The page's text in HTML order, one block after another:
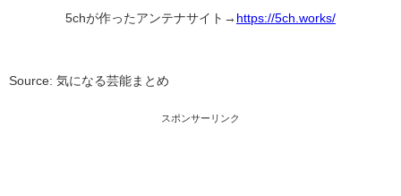
5chが作ったアンテナサイト→ https://5ch.works/
Source: 気になる芸能まとめ
スポンサーリンク